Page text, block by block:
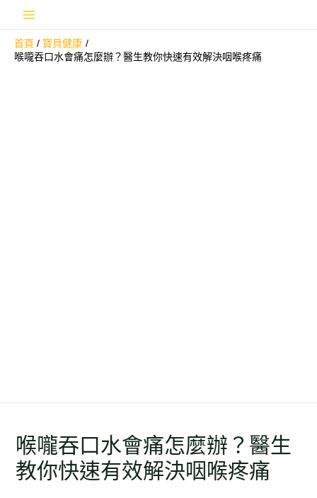
Menu
首頁
寶貝健康
喉嚨吞口水會痛怎麼辦？醫生教你快速有效解決咽喉疼痛
喉嚨吞口水會痛怎麼辦？醫生
教你快速有效解決咽喉疼痛